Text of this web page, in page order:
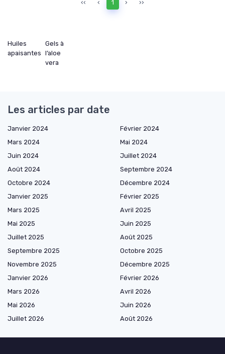
‹‹ ‹ 1 › ››
Huiles
apaisantes
Gels à
l’aloe
vera
Les articles par date
Janvier 2024
Février 2024
Mars 2024
Mai 2024
Juin 2024
Juillet 2024
Août 2024
Septembre 2024
Octobre 2024
Décembre 2024
Janvier 2025
Février 2025
Mars 2025
Avril 2025
Mai 2025
Juin 2025
Juillet 2025
Août 2025
Septembre 2025
Octobre 2025
Novembre 2025
Décembre 2025
Janvier 2026
Février 2026
Mars 2026
Avril 2026
Mai 2026
Juin 2026
Juillet 2026
Août 2026